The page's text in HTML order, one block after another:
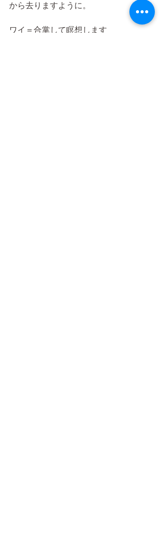
から去りますように。
ワイ＝合掌して瞑想します